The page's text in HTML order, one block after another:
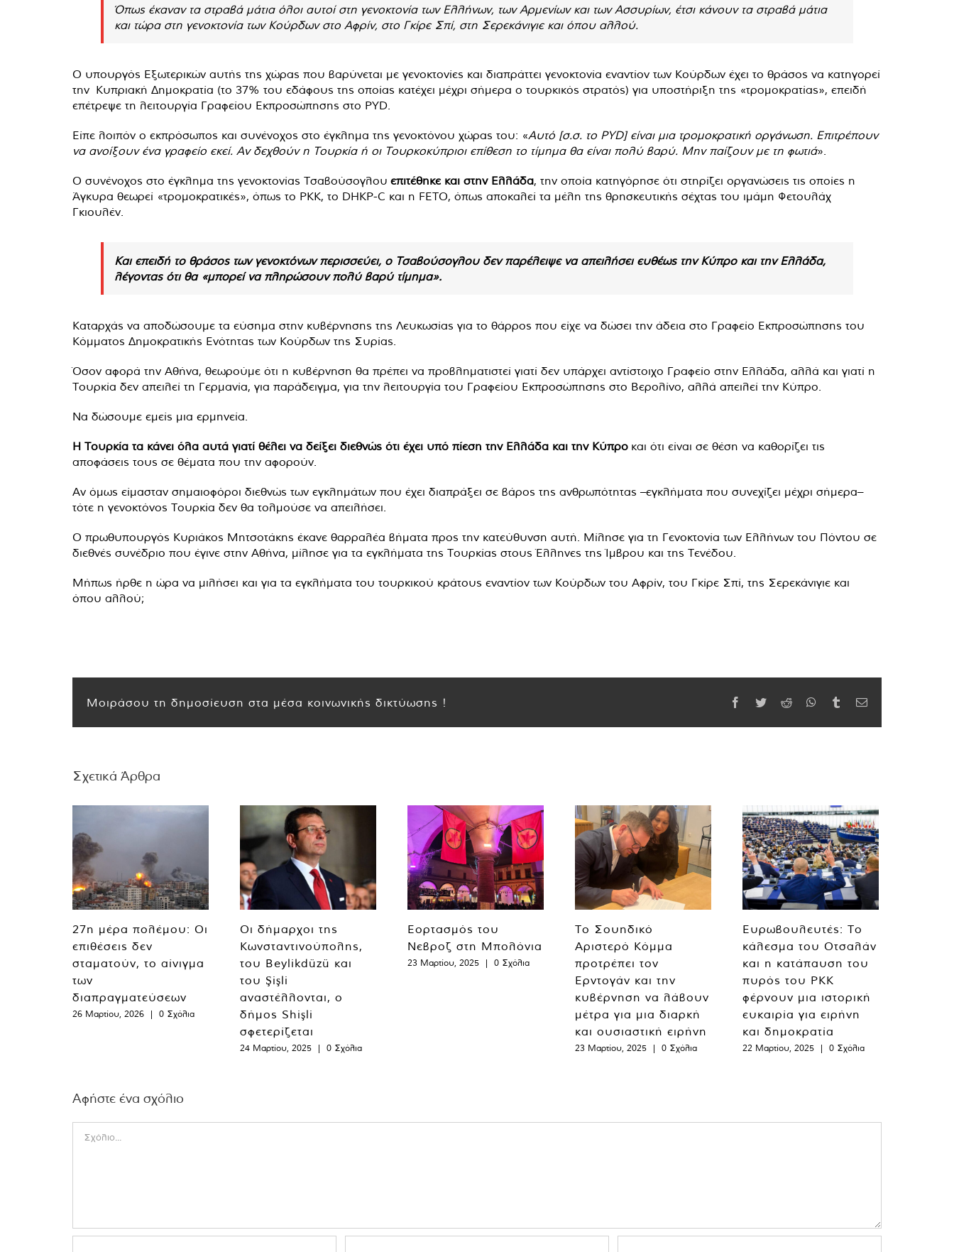
Όπως έκαναν τα στραβά μάτια όλοι αυτοί στη γενοκτονία των Ελλήνων, των Αρμενίων και των Ασσυρίων, έτσι κάνουν τα στραβά μάτια
και τώρα στη γενοκτονία των Κούρδων στο Αφρίν, στο Γκίρε Σπί, στη Σερεκάνιγιε και όπου αλλού.
Ο υπουργός Εξωτερικών αυτής της χώρας που βαρύνεται με γενοκτονίες και διαπράττει γενοκτονία εναντίον των Κούρδων έχει το θράσος να κατηγορεί
την Κυπριακή Δημοκρατία (το 37% του εδάφους της οποίας κατέχει μέχρι σήμερα ο τουρκικός στρατός) για υποστήριξη της «τρομοκρατίας», επειδή
επέτρεψε τη λειτουργία Γραφείου Εκπροσώπησης στο PYD.
Είπε λοιπόν ο εκπρόσωπος και συνένοχος στο έγκλημα της γενοκτόνου χώρας του: «Αυτό [σ.σ. το PYD] είναι μια τρομοκρατική οργάνωση. Επιτρέπουν
να ανοίξουν ένα γραφείο εκεί. Αν δεχθούν η Τουρκία ή οι Τουρκοκύπριοι επίθεση το τίμημα θα είναι πολύ βαρύ. Μην παίζουν με τη φωτιά».
Ο συνένοχος στο έγκλημα της γενοκτονίας Τσαβούσογλου επιτέθηκε και στην Ελλάδα, την οποία κατηγόρησε ότι στηρίζει οργανώσεις τις οποίες η
Άγκυρα θεωρεί «τρομοκρατικές», όπως το ΡΚΚ, το DHKP-C και η FETO, όπως αποκαλεί τα μέλη της θρησκευτικής σέχτας του ιμάμη Φετουλάχ
Γκιουλέν.
Και επειδή το θράσος των γενοκτόνων περισσεύει, ο Τσαβούσογλου δεν παρέλειψε να απειλήσει ευθέως την Κύπρο και την Ελλάδα,
λέγοντας ότι θα «μπορεί να πληρώσουν πολύ βαρύ τίμημα».
Καταρχάς να αποδώσουμε τα εύσημα στην κυβέρνησης της Λευκωσίας για το θάρρος που είχε να δώσει την άδεια στο Γραφείο Εκπροσώπησης του
Κόμματος Δημοκρατικής Ενότητας των Κούρδων της Συρίας.
Όσον αφορά την Αθήνα, θεωρούμε ότι η κυβέρνηση θα πρέπει να προβληματιστεί γιατί δεν υπάρχει αντίστοιχο Γραφείο στην Ελλάδα, αλλά και γιατί η
Τουρκία δεν απειλεί τη Γερμανία, για παράδειγμα, για την λειτουργία του Γραφείου Εκπροσώπησης στο Βερολίνο, αλλά απειλεί την Κύπρο.
Να δώσουμε εμείς μια ερμηνεία.
Η Τουρκία τα κάνει όλα αυτά γιατί θέλει να δείξει διεθνώς ότι έχει υπό πίεση την Ελλάδα και την Κύπρο και ότι είναι σε θέση να καθορίζει τις
αποφάσεις τους σε θέματα που την αφορούν.
Αν όμως είμασταν σημαιοφόροι διεθνώς των εγκλημάτων που έχει διαπράξει σε βάρος της ανθρωπότητας –εγκλήματα που συνεχίζει μέχρι σήμερα–
τότε η γενοκτόνος Τουρκία δεν θα τολμούσε να απειλήσει.
O πρωθυπουργός Κυριάκος Μητσοτάκης έκανε θαρραλέα βήματα προς την κατεύθυνση αυτή. Μίλησε για τη Γενοκτονία των Ελλήνων του Πόντου σε
διεθνές συνέδριο που έγινε στην Αθήνα, μίλησε για τα εγκλήματα της Τουρκίας στους Έλληνες της Ίμβρου και της Τενέδου.
Μήπως ήρθε η ώρα να μιλήσει και για τα εγκλήματα του τουρκικού κράτους εναντίον των Κούρδων του Αφρίν, του Γκίρε Σπί, της Σερεκάνιγιε και
όπου αλλού;
Μοιράσου τη δημοσίευση στα μέσα κοινωνικής δικτύωσης ! Facebook
TwitterReddit WhatsApp
TumblrEmail
Σχετικά Άρθρα
27η μέρα πολέμου: Οι
επιθέσεις δεν
σταματούν, το αίνιγμα
των
διαπραγματεύσεων
26 Μαρτίου, 2026 | 0 Σχόλια
Οι δήμαρχοι της
Κωνσταντινούπολης,
του Beylikdüzü και
του Şişli
αναστέλλονται, ο
δήμος Shişli
σφετερίζεται
24 Μαρτίου, 2025 | 0 Σχόλια
Εορτασμός του
Νεβροζ στη Μπολόνια
23 Μαρτίου, 2025 | 0 Σχόλια
Το Σουηδικό
Αριστερό Κόμμα
προτρέπει τον
Ερντογάν και την
κυβέρνηση να λάβουν
μέτρα για μια διαρκή
και ουσιαστική ειρήνη
23 Μαρτίου, 2025 | 0 Σχόλια
Ευρωβουλευτές: Το
κάλεσμα του Οτσαλάν
και η κατάπαυση του
πυρός του PKK
φέρνουν μια ιστορική
ευκαιρία για ειρήνη
και δημοκρατία
22 Μαρτίου, 2025 | 0 Σχόλια
Αφήστε ένα σχόλιο